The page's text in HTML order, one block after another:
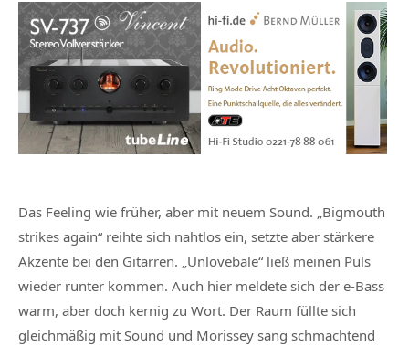
Das Feeling wie früher, aber mit neuem Sound. „Bigmouth
strikes again“ reihte sich nahtlos ein, setzte aber stärkere
Akzente bei den Gitarren. „Unlovebale“ ließ meinen Puls
wieder runter kommen. Auch hier meldete sich der e-Bass
warm, aber doch kernig zu Wort. Der Raum füllte sich
gleichmäßig mit Sound und Morissey sang schmachtend